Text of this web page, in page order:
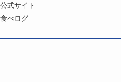
公式サイト
食べログ